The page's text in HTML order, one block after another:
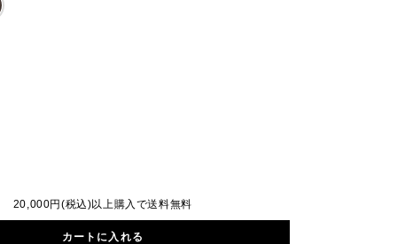
20,000円(税込)以上購入で送料無料
カートに入れる